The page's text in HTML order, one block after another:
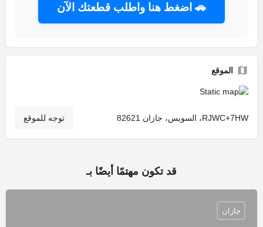
🚗 اضغط هنا واطلب قطعتك الآن
الموقع
RJWC+7HW، السويس، جازان 82621 توجه للموقع
قد تكون مهتمًا أيضًا بـ
جازان